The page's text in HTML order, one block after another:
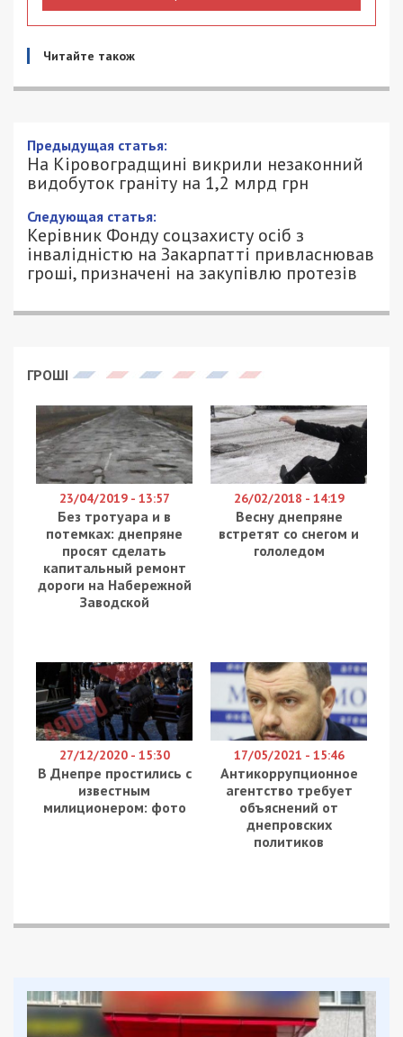
Читайте також
Предыдущая статья:
На Кіровоградщині викрили незаконний
видобуток граніту на 1,2 млрд грн
Следующая статья:
Керівник Фонду соцзахисту осіб з
інвалідністю на Закарпатті привласнював
гроші, призначені на закупівлю протезів
ГРОШІ
23/04/2019 - 13:57
Без тротуара и в
потемках: днепряне
просят сделать
капитальный ремонт
дороги на Набережной
Заводской
26/02/2018 - 14:19
Весну днепряне
встретят со снегом и
гололедом
27/12/2020 - 15:30
В Днепре простились с
известным
милиционером: фото
17/05/2021 - 15:46
Антикоррупционное
агентство требует
объяснений от
днепровских
политиков